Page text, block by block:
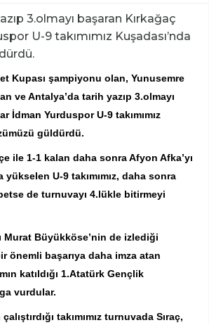
3.olmayı başaran Kırkağaç
U-9 takımımız Kuşadası’nda
Kupası şampiyonu olan, Yunusemre
ve Antalya’da tarih yazıp 3.olmayı
İdman Yurduspor U-9 takımımız
güldürdü.
ile 1-1 kalan daha sonra Afyon Afka’yı
U-9 takımımız, daha sonra
de turnuvayı 4.lükle bitirmeyi
Murat Büyükköse’nin de izlediği
önemli başarıya daha imza atan
katıldığı 1.Atatürk Gençlik
vurdular.
takımımız turnuvada Sıraç,